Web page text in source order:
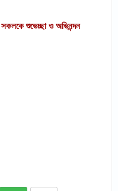
শুভেচ্ছা ও অভিনন্দন